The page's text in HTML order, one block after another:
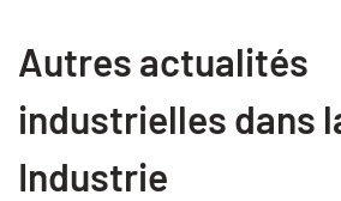
Autres actualités
industrielles dans
Industrie